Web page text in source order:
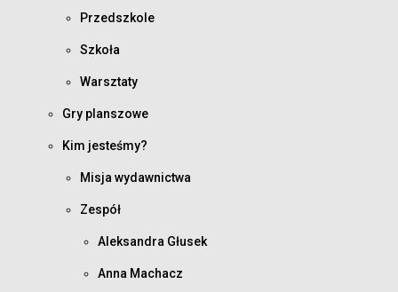
Przedszkole
Szkoła
Warsztaty
Gry planszowe
Kim jesteśmy?
Misja wydawnictwa
Zespół
Aleksandra Głusek
Anna Machacz